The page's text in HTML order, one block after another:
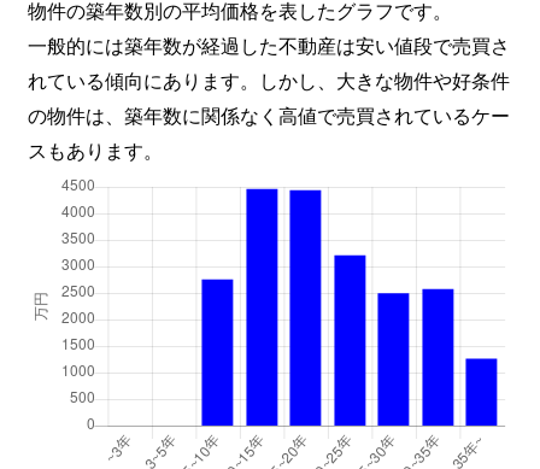
物件の築年数別の平均価格を表したグラフです。
一般的には築年数が経過した不動産は安い値段で売買さ
れている傾向にあります。しかし、大きな物件や好条件
の物件は、築年数に関係なく高値で売買されているケー
スもあります。